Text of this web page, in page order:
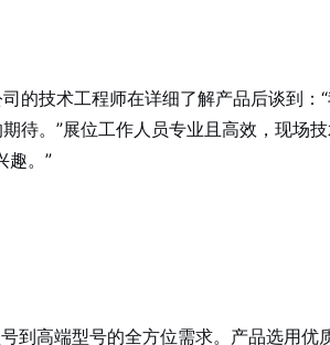
的技术工程师在详细了解产品后谈到：
待。”展位工作人员专业且高效，现场
趣。”
到高端型号的全方位需求。产品选用优